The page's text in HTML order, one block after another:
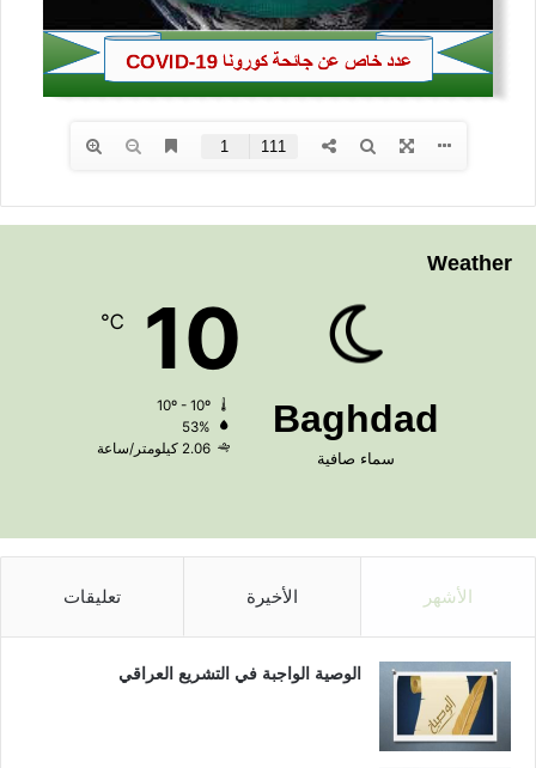
Weather
Baghdad
سماء صافية
10
℃
53%
2.06 كيلومتر/ساعة
الأشهر الأخيرة تعليقات
الوصية الواجبة في التشريع العراقي